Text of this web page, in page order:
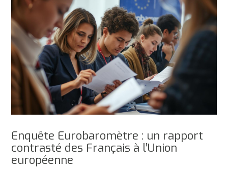
Enquête Eurobaromètre : un rapport
contrasté des Français à l’Union
européenne